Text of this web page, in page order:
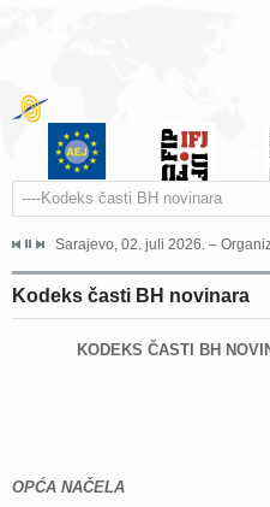
----Kodeks časti BH novinara
Grada Sarajeva povodom Dana
Sarajevo, 02. juli 2026. –
Kodeks časti BH novinara
KODEKS ČASTI BH
OPĆA NAČELA